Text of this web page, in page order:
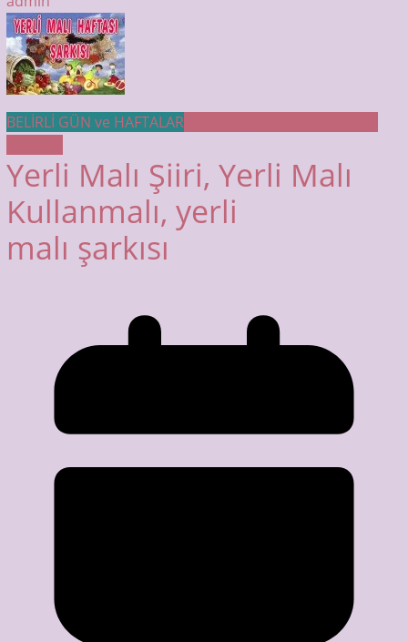
BELİRLİ GÜN ve HAFTALARÇOCUK ŞARKILARI
Yerli Malı Şiiri, Yerli Malı
Kullanmalı, yerli
malı şarkısı